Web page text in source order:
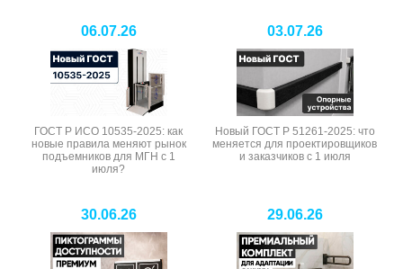
06.07.26
ГОСТ Р ИСО 10535-2025: как
новые правила меняют рынок
подъемников для МГН с 1
июля?
03.07.26
Новый ГОСТ Р 51261-2025: что
меняется для проектировщиков
и заказчиков с 1 июля
30.06.26 29.06.26